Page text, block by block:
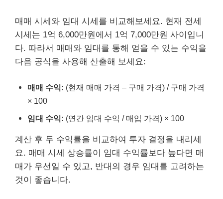
매매 시세와 임대 시세를 비교해보세요. 현재 전세
시세는 1억 6,000만원에서 1억 7,000만원 사이입니
다. 따라서 매매와 임대를 통해 얻을 수 있는 수익을
다음 공식을 사용해 산출해 보세요:
매매 수익: (현재 매매 가격 – 구매 가격) / 구매 가격
× 100
임대 수익: (연간 임대 수익 / 매입 가격) × 100
계산 후 두 수익률을 비교하여 투자 결정을 내리세
요. 매매 시세 상승률이 임대 수익률보다 높다면 매
매가 우선일 수 있고, 반대의 경우 임대를 고려하는
것이 좋습니다.